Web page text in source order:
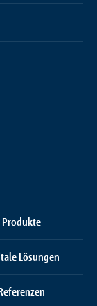
Produkte
Lösungen